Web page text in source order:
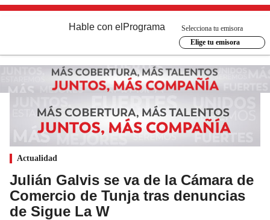
Hable con el Programa
Selecciona tu emisora
Elige tu emisora
Actualidad
Julián Galvis se va de la Cámara de
Comercio de Tunja tras denuncias
de Sigue La W